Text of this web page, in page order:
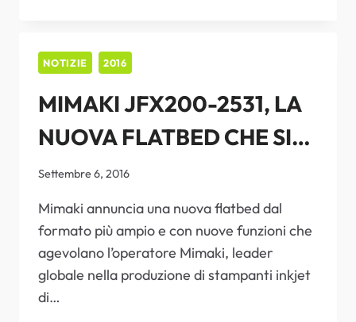
INKJET
NOTIZIE 2016
MIMAKI JFX200-2531, LA
NUOVA FLATBED CHE SI
AFFIANCA ALL’ATTUALE
PARCO MACCHINE
Settembre 6, 2016
Mimaki annuncia una nuova flatbed dal
formato più ampio e con nuove funzioni che
agevolano l’operatore Mimaki, leader
globale nella produzione di stampanti inkjet
di…